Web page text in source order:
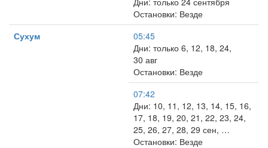
Остановки: Везде
Сухум
05:45
Дни: только 6, 12, 18, 24,
30 авг
Остановки: Везде
07:42
Дни: 10, 11, 12, 13, 14, 15, 16,
17, 18, 19, 20, 21, 22, 23, 24,
25, 26, 27, 28, 29 сен, …
Остановки: Везде